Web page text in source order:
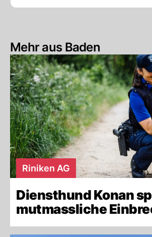
Mehr aus Baden
Riniken AG
Diensthund Konan
mutmassliche